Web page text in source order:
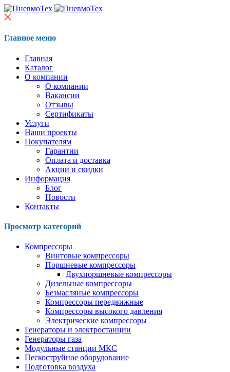
Главное меню
Главная
Каталог
О компании
О компании
Вакансии
Отзывы
Сертификаты
Услуги
Наши проекты
Покупателям
Гарантии
Оплата и доставка
Акции и скидки
Информация
Блог
Новости
Контакты
Просмотр категорий
Компрессоры
Винтовые компрессоры
Поршневые компрессоры
Двухпоршневые компрессоры
Дизельные компрессоры
Безмасляные компрессоры
Компрессоры передвижные
Компрессоры высокого давления
Электрические компрессоры
Генераторы и электростанции
Генераторы газа
Модульные станции МКС
Пескоструйное оборудование
Подготовка воздуха